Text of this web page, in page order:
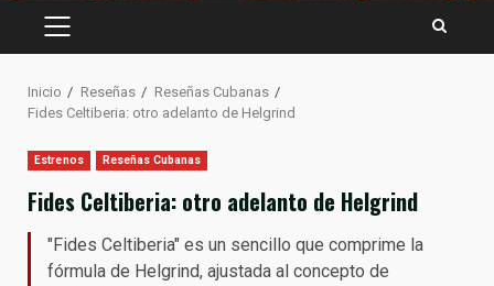
MENÚ
Inicio Reseñas
Reseñas Cubanas
Fides Celtiberia: otro adelanto de Helgrind
Estrenos Reseñas Cubanas
Fides Celtiberia: otro adelanto de Helgrind
"Fides Celtiberia" es un sencillo que comprime la
fórmula de Helgrind, ajustada al concepto de